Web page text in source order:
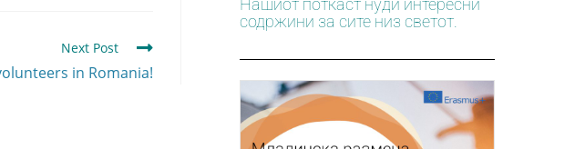
Next Post
in Romania!
содржини за сите низ светот.